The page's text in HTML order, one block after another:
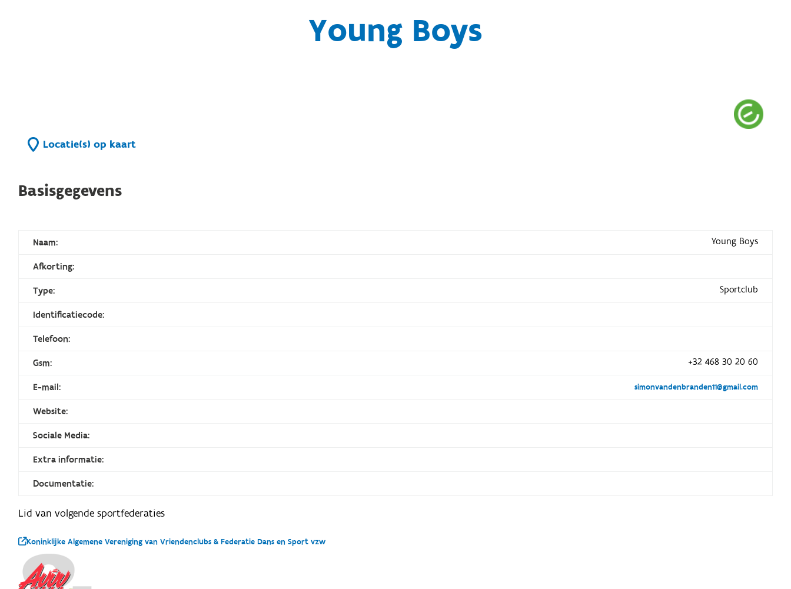
Young Boys
Locatie(s) op kaart
Basisgegevens
Naam: Young Boys
Afkorting:
Type: Sportclub
Identificatiecode:
Telefoon:
Gsm: +32 468 30 20 60
E-mail: simonvandenbranden11@gmail.com
Website:
Sociale Media:
Extra informatie:
Documentatie:
Lid van volgende sportfederaties
Koninklijke Algemene Vereniging van Vriendenclubs & Federatie Dans en Sport vzw